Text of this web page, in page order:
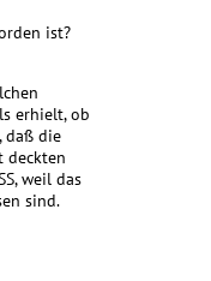
ist?
erhielt, ob
daß die
deckten
weil das
sind.